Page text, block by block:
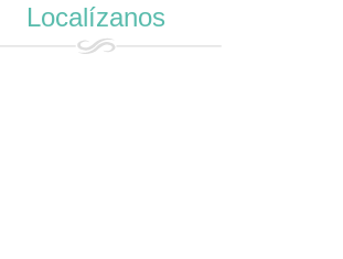
Localízanos